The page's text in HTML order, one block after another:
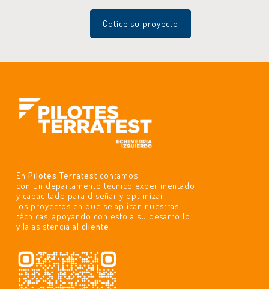
Cotice su proyecto
En Pilotes Terratest contamos
con un departamento técnico experimentado
y capacitado para diseñar y optimizar
los proyectos en que se aplican nuestras
técnicas, apoyando con esto a su desarrollo
y la asistencia al cliente